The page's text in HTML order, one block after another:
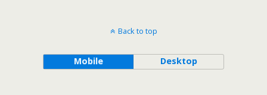
Back to top
Mobile Desktop